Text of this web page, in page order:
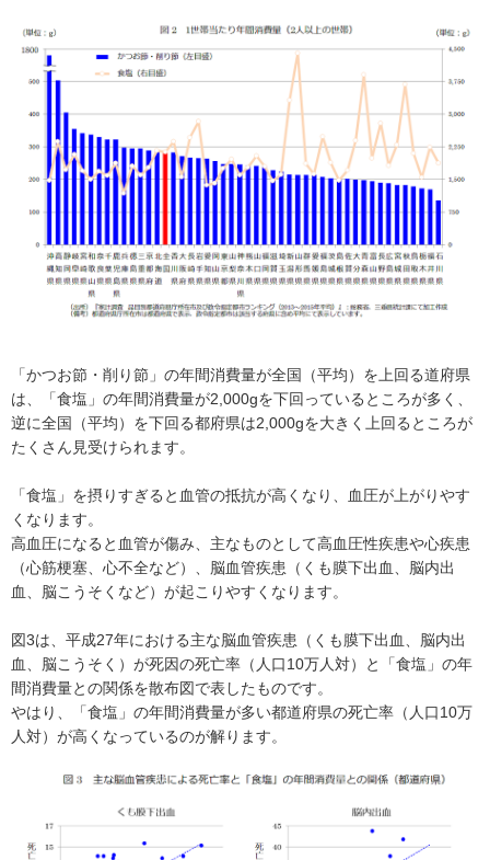
「かつお節・削り節」の年間消費量が全国（平均）を上回る道府県
は、「食塩」の年間消費量が2,000gを下回っているところが多く、
逆に全国（平均）を下回る都府県は2,000gを大きく上回るところが
たくさん見受けられます。
「食塩」を摂りすぎると血管の抵抗が高くなり、血圧が上がりやす
くなります。
高血圧になると血管が傷み、主なものとして高血圧性疾患や心疾患
（心筋梗塞、心不全など）、脳血管疾患（くも膜下出血、脳内出
血、脳こうそくなど）が起こりやすくなります。
図3は、平成27年における主な脳血管疾患（くも膜下出血、脳内出
血、脳こうそく）が死因の死亡率（人口10万人対）と「食塩」の年
間消費量との関係を散布図で表したものです。
やはり、「食塩」の年間消費量が多い都道府県の死亡率（人口10万
人対）が高くなっているのが解ります。